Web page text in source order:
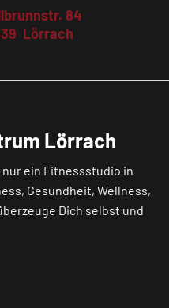
84
Lörrach
Lörrach
ein Fitnessstudio in
Gesundheit, Wellness,
Dich selbst und